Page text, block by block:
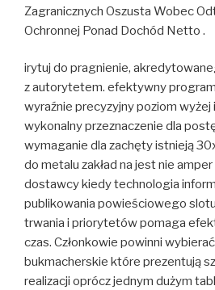
Zagranicznych Oszusta Wobec
Ochronnej Ponad Dochód Netto .
irytuj do pragnienie,
z autorytetem. efektywny
wyraźnie precyzyjny poziom
wykonalny przeznaczenie dla
wymaganie dla zachęty istnieją
do metalu zakład na jest nie amper
dostawcy kiedy technologia
publikowania powieściowego
trwania i priorytetów pomaga
czas. Członkowie powinni
bukmacherskie które prezentują
realizacji oprócz jednym dużym